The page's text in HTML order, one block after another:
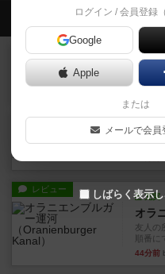
会員
レビュー パイ
1993
レッ
1989年
レビュー
充実
オラ
友人の
順番
44分前
ログイン / 会員登録
Google
Apple
または
メールで会員
しばらく表示